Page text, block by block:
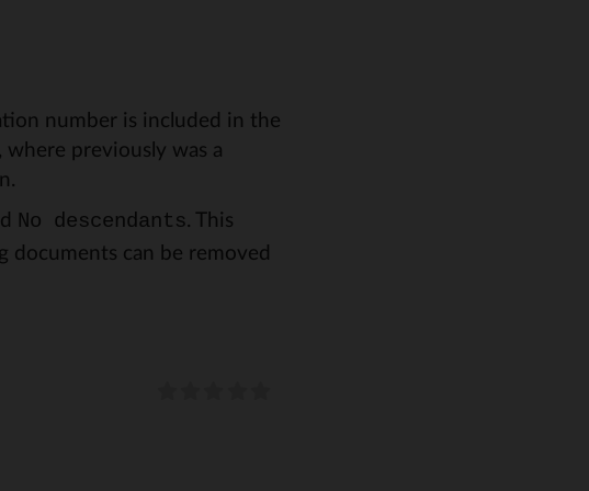
number is included in the
previously was a
No descendants. This
can be removed